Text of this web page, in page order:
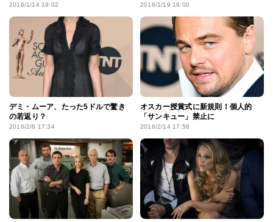
2016/1/14 19:02 2016/1/19 19:00
デミ・ムーア、たった5ドルで驚き
の若返り？
2016/2/6 17:34
オスカー授賞式に新規則！個人的
「サンキュー」禁止に
2016/2/14 17:56